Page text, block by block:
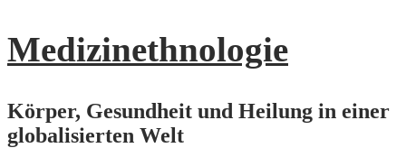
Medizinethnologie
Körper, Gesundheit und Heilung in einer
globalisierten Welt